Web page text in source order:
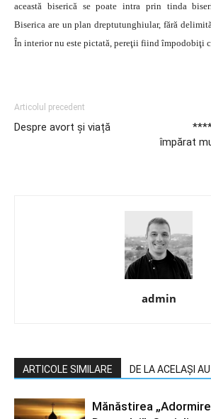
această biserică se poate intra prin tinda
Biserica are un plan dreptutunghiular, fără
În interior nu este pictată, pereţii fiind împodobiţi
Articolul precedent
Despre avort și viață
împărat
admin
ARTICOLE SIMILARE DE LA ACELAȘI
Mănăstirea